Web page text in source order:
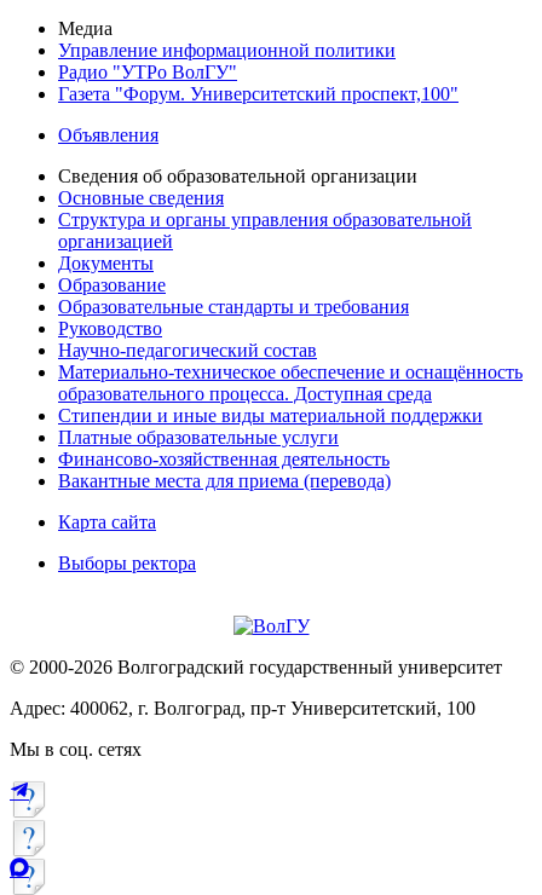
Медиа
Управление информационной политики
Радио "УТРо ВолГУ"
Газета "Форум. Университетский проспект,100"
Объявления
Сведения об образовательной организации
Основные сведения
Структура и органы управления образовательной
организацией
Документы
Образование
Образовательные стандарты и требования
Руководство
Научно-педагогический состав
Материально-техническое обеспечение и оснащённость
образовательного процесса. Доступная среда
Стипендии и иные виды материальной поддержки
Платные образовательные услуги
Финансово-хозяйственная деятельность
Вакантные места для приема (перевода)
Карта сайта
Выборы ректора
© 2000-2026 Волгоградский государственный университет
Адрес: 400062, г. Волгоград, пр-т Университетский, 100
Мы в соц. сетях